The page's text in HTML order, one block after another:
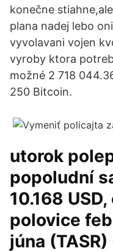
konečne
plana nadej lebo
vyvolavani vojen
vyroby ktora
možné 2 718
250 Bitcoin.
utorok
popoludní
10.168
polovice
júna